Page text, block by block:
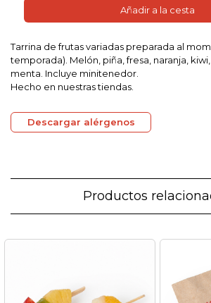
Añadir a la cesta
Tarrina de frutas variadas preparada al
temporada). Melón, piña, fresa, naranja,
menta. Incluye minitenedor.
Hecho en nuestras tiendas.
Descargar alérgenos
Productos